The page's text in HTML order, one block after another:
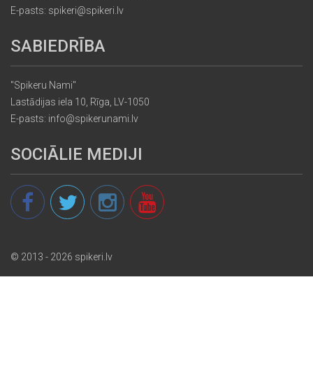
E-pasts: spikeri@spikeri.lv
SABIEDRĪBA
"Spikeru Nami"
Lastādijas iela 10, Rīga, LV-1050
E-pasts: info@spikerunami.lv
SOCIĀLIE MEDIJI
© 2013 - 2026 spikeri.lv